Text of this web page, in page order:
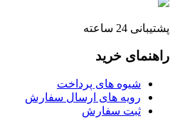
پشتیبانی 24 ساعته
راهنمای خرید
شیوه های پرداخت
رویه های ارسال سفارش
ثبت سفارش